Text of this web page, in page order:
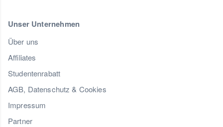
Unser Unternehmen
Über uns
Affiliates
Studentenrabatt
AGB, Datenschutz & Cookies
Impressum
Partner